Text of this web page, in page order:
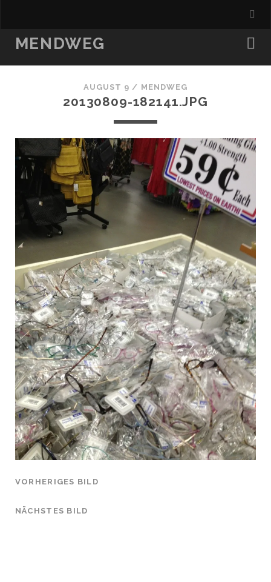
MENDWEG
AUGUST 9 / MENDWEG
20130809-182141.JPG
VORHERIGES BILD
NÄCHSTES BILD